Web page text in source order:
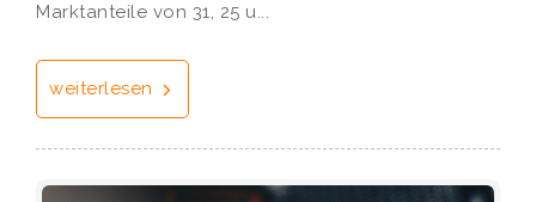
Marktanteile von 31, 25 u...
weiterlesen